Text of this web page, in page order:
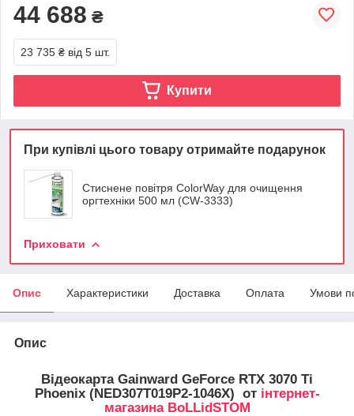
44 688 ₴
23 735 ₴ від 5 шт.
Купити
При купівлі цього товару отримайте подарунок
Стиснене повітря ColorWay для очищення
оргтехніки 500 мл (CW-3333)
Приховати
Опис Характеристики Доставка Оплата Умови
Опис
Відеокарта Gainward GeForce RTX 3070 Ti
Phoenix (NED307T019P2-1046X) от інтернет-
магазина BoLLidSTOM